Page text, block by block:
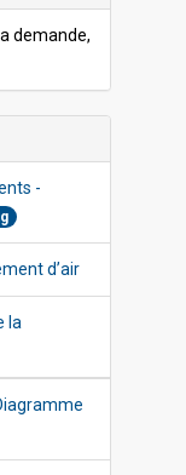
demande,
-
d’air
la